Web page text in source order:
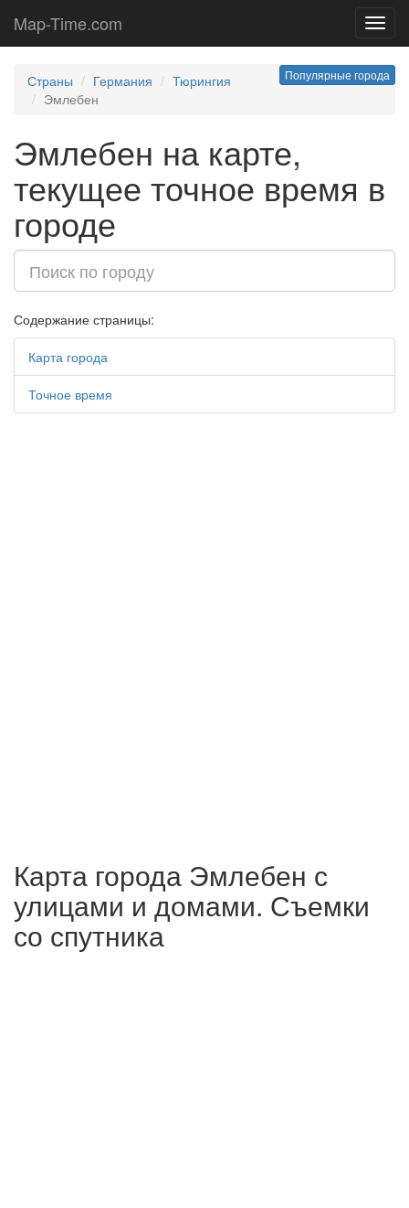
Map-Time.com
Популярные города
Страны Германия
Тюрингия
Эмлебен
Эмлебен на карте,
текущее точное время в
городе
Содержание страницы:
Карта города
Точное время
Карта города Эмлебен с
улицами и домами. Съемки
со спутника